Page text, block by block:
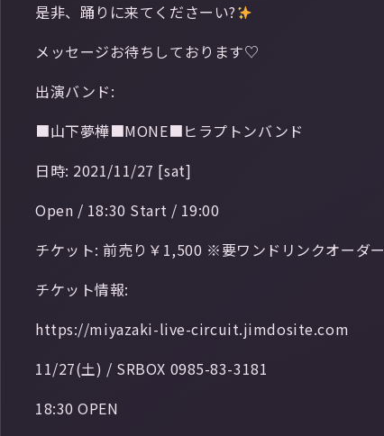
是非、踊りに来てくださーい?
メッセージお待ちしております♡
出演バンド:
■山下夢樺■MONE■ヒラプトンバンド
日時: 2021/11/27 [sat]
Open / 18:30 Start / 19:00
チケット: 前売り￥1,500 ※要ワンドリンクオーダー
チケット情報:
https://miyazaki-live-circuit.jimdosite.com
11/27(土) / SRBOX 0985-83-3181
18:30 OPEN